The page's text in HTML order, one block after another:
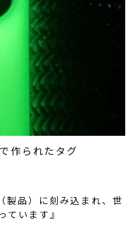
作られたタグ
製品）に刻み込まれ、世
います』